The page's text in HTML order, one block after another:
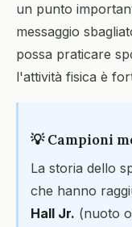
un punto
messaggio
possa praticare
l'attività fisica è
💡 Campioni
La storia dello
che hanno
Hall Jr. (nuoto